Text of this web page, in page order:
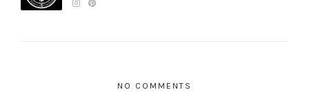
NO COMMENTS